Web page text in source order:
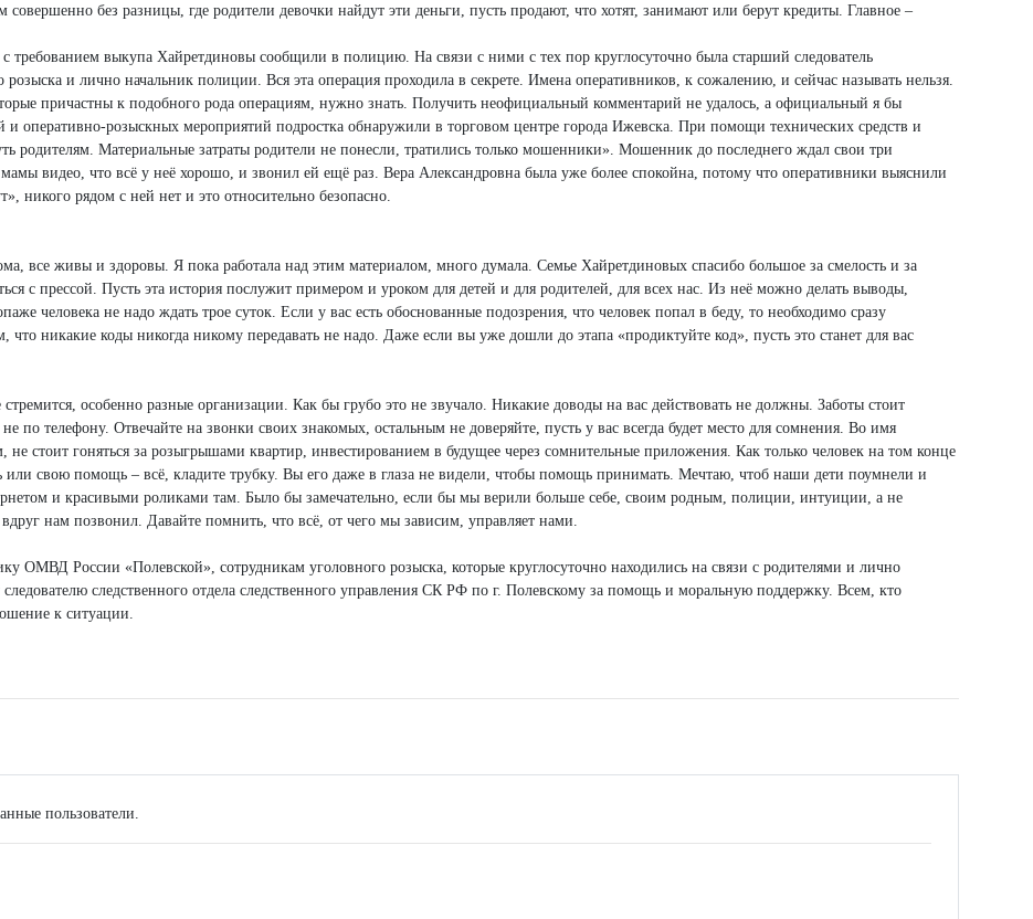
без разницы, где родители девочки найдут эти деньги, пусть продают, что хотят, занимают или берут кредиты. Главное –
требованием выкупа Хайретдиновы сообщили в полицию. На связи с ними с тех пор круглосуточно была старший следователь
розыска и лично начальник полиции. Вся эта операция проходила в секрете. Имена оперативников, к сожалению, и сейчас называть нельзя.
причастны к подобного рода операциям, нужно знать. Получить неофициальный комментарий не удалось, а официальный я бы
и оперативно-розыскных мероприятий подростка обнаружили в торговом центре города Ижевска. При помощи технических средств и
родителям. Материальные затраты родители не понесли, тратились только мошенники». Мошенник до последнего ждал свои три
видео, что всё у неё хорошо, и звонил ей ещё раз. Вера Александровна была уже более спокойна, потому что оперативники выяснили
никого рядом с ней нет и это относительно безопасно.
все живы и здоровы. Я пока работала над этим материалом, много думала. Семье Хайретдиновых спасибо большое за смелость и за
с прессой. Пусть эта история послужит примером и уроком для детей и для родителей, для всех нас. Из неё можно делать выводы,
человека не надо ждать трое суток. Если у вас есть обоснованные подозрения, что человек попал в беду, то необходимо сразу
никакие коды никогда никому передавать не надо. Даже если вы уже дошли до этапа «продиктуйте код», пусть это станет для вас
стремится, особенно разные организации. Как бы грубо это не звучало. Никакие доводы на вас действовать не должны. Заботы стоит
телефону. Отвечайте на звонки своих знакомых, остальным не доверяйте, пусть у вас всегда будет место для сомнения. Во имя
не стоит гоняться за розыгрышами квартир, инвестированием в будущее через сомнительные приложения. Как только человек на том конце
или свою помощь – всё, кладите трубку. Вы его даже в глаза не видели, чтобы помощь принимать. Мечтаю, чтоб наши дети поумнели и
и красивыми роликами там. Было бы замечательно, если бы мы верили больше себе, своим родным, полиции, интуиции, а не
нам позвонил. Давайте помнить, что всё, от чего мы зависим, управляет нами.
ОМВД России «Полевской», сотрудникам уголовного розыска, которые круглосуточно находились на связи с родителями и лично
следственного отдела следственного управления СК РФ по г. Полевскому за помощь и моральную поддержку. Всем, кто
к ситуации.
пользователи.